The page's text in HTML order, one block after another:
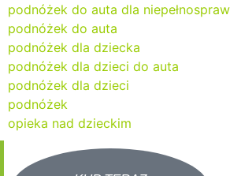
podnóżek do auta dla
podnóżek do auta
podnóżek dla dziecka
podnóżek dla dzieci do auta
podnóżek dla dzieci
podnóżek
opieka nad dzieckim